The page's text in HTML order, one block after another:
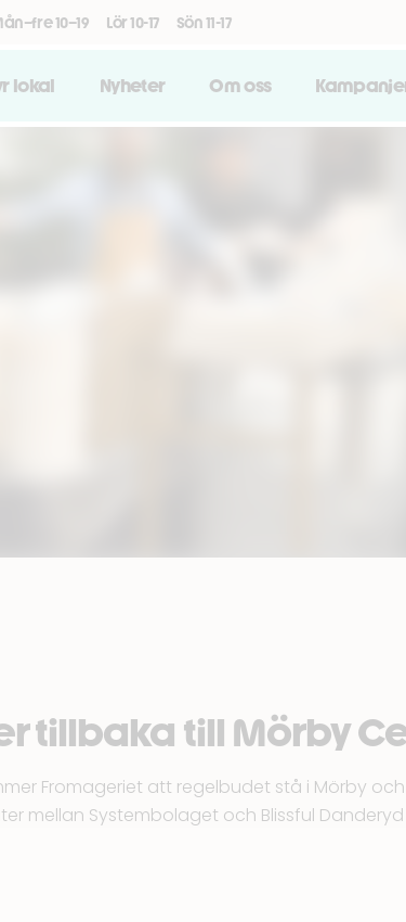
10–19 Lör 10-17 Sön 11-17
lokal Nyheter Om oss
tillbaka till Mörby
Fromageriet att regelbudet stå i Mörby
mellan Systembolaget och Blissful Danderyd